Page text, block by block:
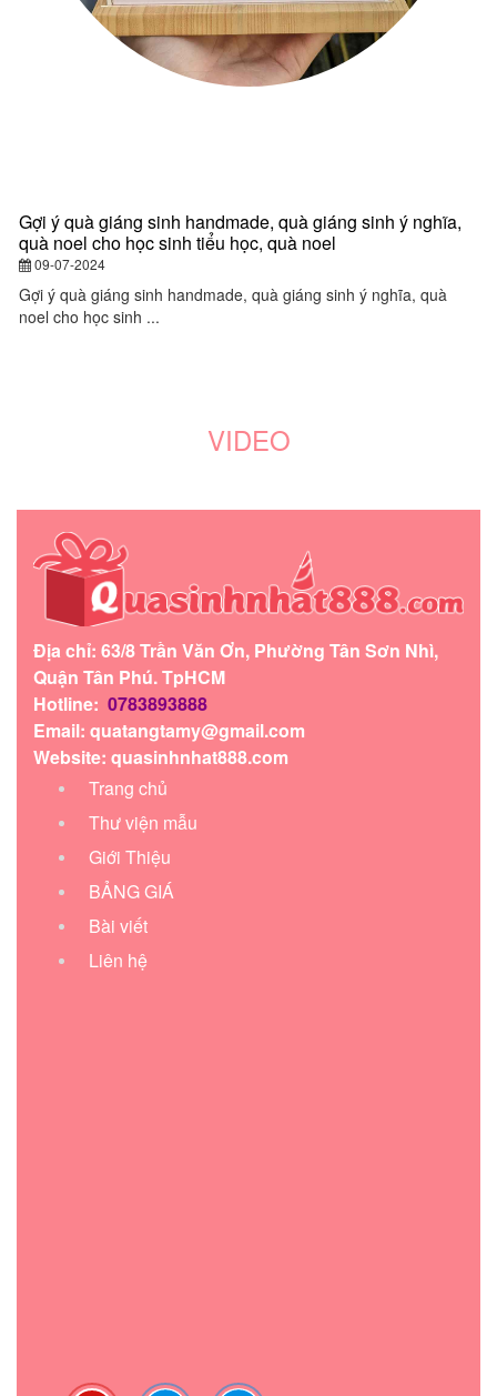
Gợi ý quà giáng sinh handmade, quà giáng sinh ý nghĩa,
quà noel cho học sinh tiểu học, quà noel
09-07-2024
Gợi ý quà giáng sinh handmade, quà giáng sinh ý nghĩa, quà
noel cho học sinh ...
VIDEO
Địa chỉ: 63/8 Trần Văn Ơn, Phường Tân Sơn Nhì,
Quận Tân Phú. TpHCM
Hotline: 0783893888
Email: quatangtamy@gmail.com
Website: quasinhnhat888.com
Trang chủ
Thư viện mẫu
Giới Thiệu
BẢNG GIÁ
Bài viết
Liên hệ